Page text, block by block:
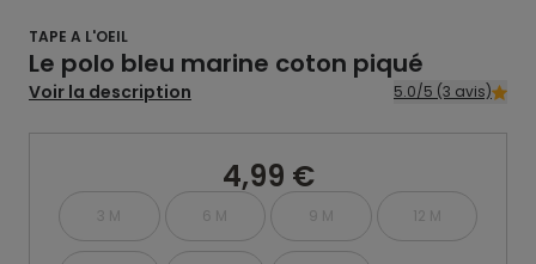
TAPE A L'OEIL
Le polo bleu marine coton piqué
Voir la description 5.0/5 (3 avis)
4,99 €
3 M 6 M 9 M 12 M